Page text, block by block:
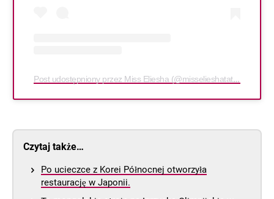
Post udostępniony przez Miss Eliesha (@misselieshatattoo)
Czytaj także…
Po ucieczce z Korei Północnej otworzyła
restaurację w Japonii.